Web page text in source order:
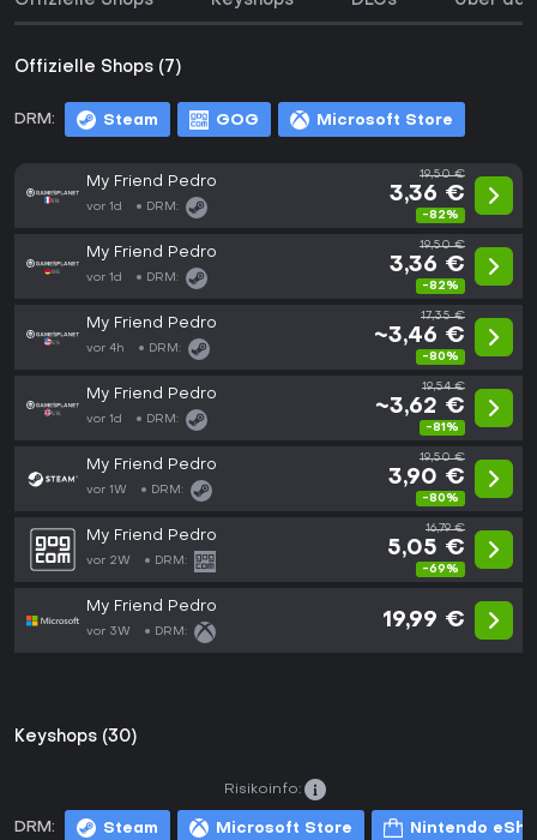
Offizielle Shops (7)
DRM: Steam GOG Microsoft Store
My Friend Pedro
vor 1d DRM:
19,50 €
3,36 €
-82%
My Friend Pedro
vor 1d DRM:
19,50 €
3,36 €
-82%
My Friend Pedro
vor 4h DRM:
17,35 €
~3,46 €
-80%
My Friend Pedro
vor 1d DRM:
19,54 €
~3,62 €
-81%
My Friend Pedro
vor 1W DRM:
19,50 €
3,90 €
-80%
My Friend Pedro
vor 2W DRM:
16,79 €
5,05 €
-69%
My Friend Pedro
vor 3W DRM:
19,99 €
Keyshops (30)
DRM: Steam Microsoft Store Nintendo
Risikoinfo: